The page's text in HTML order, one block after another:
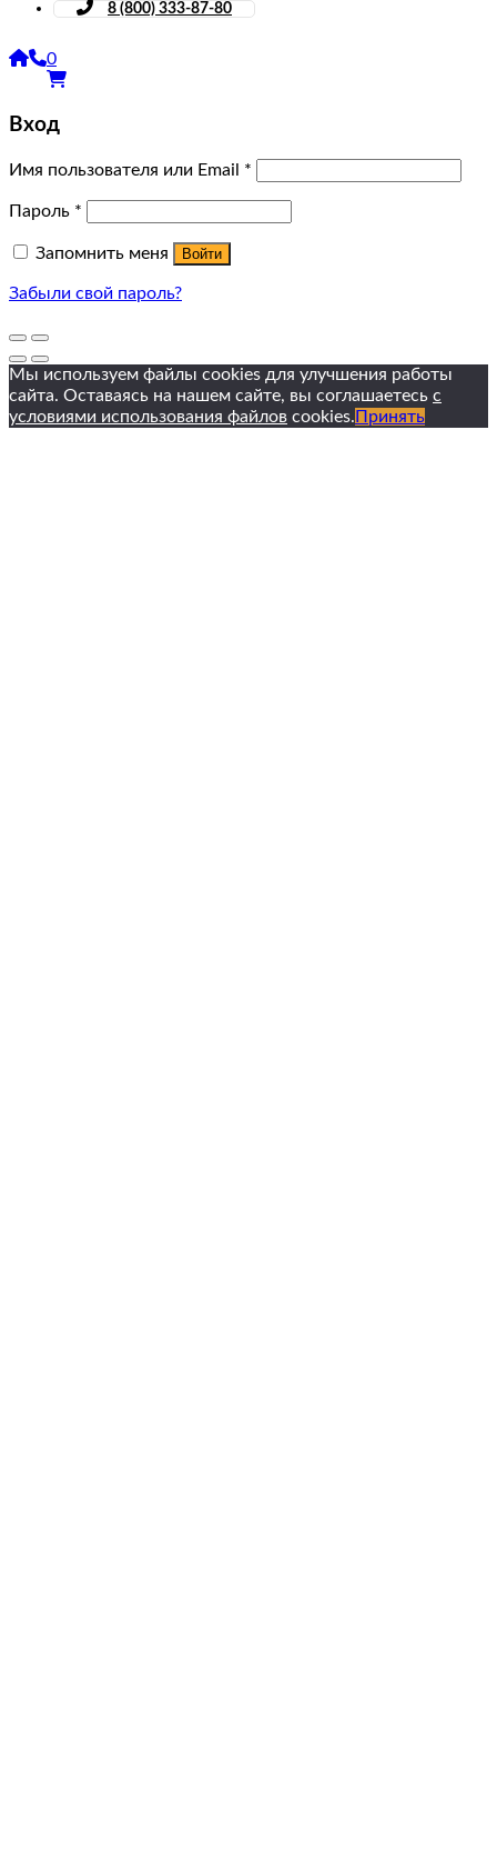
8 (800) 333-87-80
0
Вход
Имя пользователя или Email *
Пароль *
Запомнить меня Войти
Забыли свой пароль?
Мы используем файлы cookies для улучшения работы
сайта. Оставаясь на нашем сайте, вы соглашаетесь с
условиями использования файлов cookies. Принять